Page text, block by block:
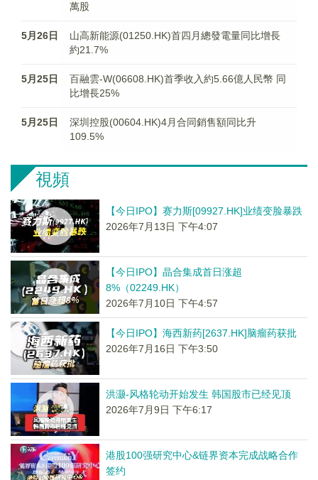
萬股
5月26日
山高新能源(01250.HK)首四月總發電量同比增長
約21.7%
5月25日
百融雲-W(06608.HK)首季收入約5.66億人民幣 同
比增長25%
5月25日
深圳控股(00604.HK)4月合同銷售額同比升
109.5%
視頻
【今日IPO】赛力斯[09927.HK]业绩变脸暴跌
2026年7月13日 下午4:07
【今日IPO】晶合集成首日涨超
8%（02249.HK）
2026年7月10日 下午4:57
【今日IPO】海西新药[2637.HK]脑瘤药获批
2026年7月16日 下午3:50
洪灏-风格轮动开始发生 韩国股市已经见顶
2026年7月9日 下午6:17
港股100强研究中心&链界资本完成战略合作
签约